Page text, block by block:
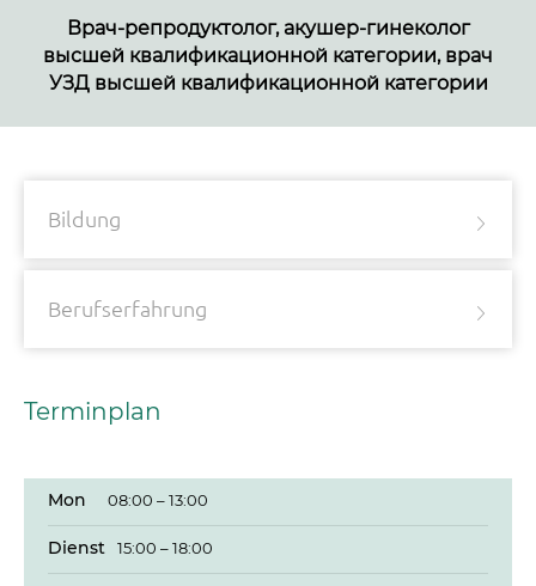
Врач-репродуктолог, акушер-гинеколог
высшей квалификационной категории, врач
УЗД высшей квалификационной категории
Bildung
Berufserfahrung
Terminplan
Mon 08:00 – 13:00
Dienst 15:00 – 18:00